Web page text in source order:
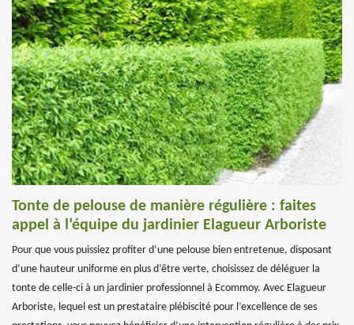
Tonte de pelouse de manière régulière : faites
appel à l’équipe du jardinier Elagueur Arboriste
Pour que vous puissiez profiter d’une pelouse bien entretenue, disposant
d’une hauteur uniforme en plus d’être verte, choisissez de déléguer la
tonte de celle-ci à un jardinier professionnel à Ecommoy. Avec Elagueur
Arboriste, lequel est un prestataire plébiscité pour l’excellence de ses